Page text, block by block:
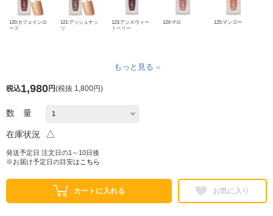
120:カフェインロ
ーズ
121:アッシュナッ
ツ
123:アンスウィー
トベリー
124:マロ 125:マンゴー
もっと見る
税込1,980円(税抜 1,800円)
数 量
在庫状況 △
発送予定日 注文日の1～10日後
※お届け予定日の目安は こちら
カートに入れる お気に入り